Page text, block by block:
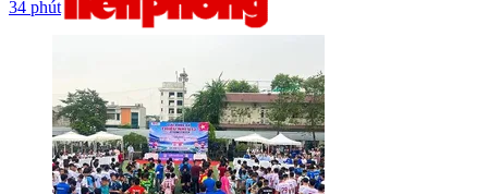
34 phút